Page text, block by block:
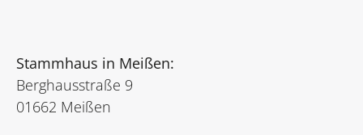
Stammhaus in Meißen:
Berghausstraße 9
01662 Meißen